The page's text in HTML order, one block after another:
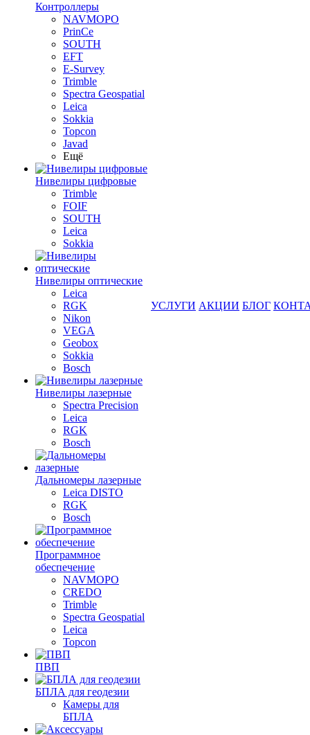
Контроллеры
NAVMOPO
PrinCe
SOUTH
EFT
E-Survey
Trimble
Spectra Geospatial
Leica
Sokkia
Topcon
Javad
Ещё
Нивелиры цифровые
Trimble
FOIF
SOUTH
Leica
Sokkia
Нивелиры оптические
Leica
RGK
Nikon
VEGA
Geobox
Sokkia
Bosch
Нивелиры лазерные
Spectra Precision
Leica
RGK
Bosch
Дальномеры лазерные
Leica DISTO
RGK
Bosch
Программное
обеспечение
NAVMOPO
CREDO
Trimble
Spectra Geospatial
Leica
Topcon
ПВП
БПЛА для геодезии
Камеры для
БПЛА
УСЛУГИ АКЦИИ БЛОГ